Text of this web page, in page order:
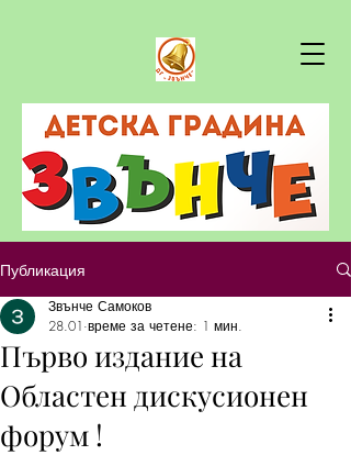
Публикация
Първо издание на
Областен дискусионен
форум !
Звънче Самоков
28.01 време за четене: 1 мин.